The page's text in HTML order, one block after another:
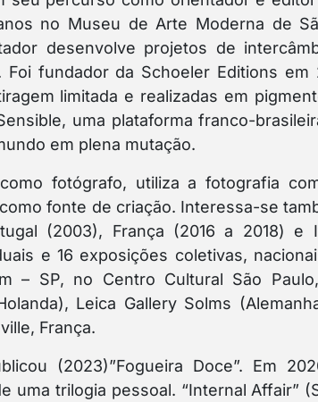
no Museu de Arte Moderna de
desenvolve projetos de
Foi fundador da Schoeler Editions
limitada e realizadas em
uma plataforma franco-
em plena mutação.
fotógrafo, utiliza a fotografia
fonte de criação. Interessa-se
(2003), França (2016 a 2018)
e 16 exposições coletivas,
– SP, no Centro Cultural São
Leica Gallery Solms
França.
(2023)”Fogueira Doce”. Em
uma trilogia pessoal. “Internal Affair”